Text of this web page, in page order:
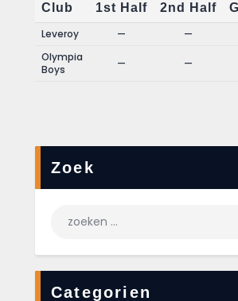
Club 1st Half 2nd Half
Leveroy
— —
Olympia
Boys
— —
Zoek
Categorien